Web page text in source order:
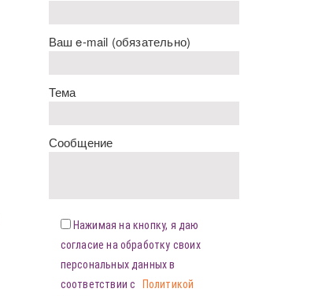
Ваш e-mail (обязательно)
Тема
Сообщение
Нажимая на кнопку, я даю
согласие на обработку своих
персональных данных в
соответствии с
Политикой